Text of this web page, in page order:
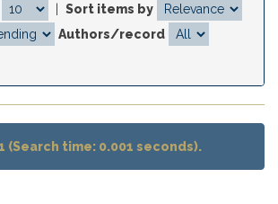
Sort items by
Authors/record
(Search time: 0.001 seconds).